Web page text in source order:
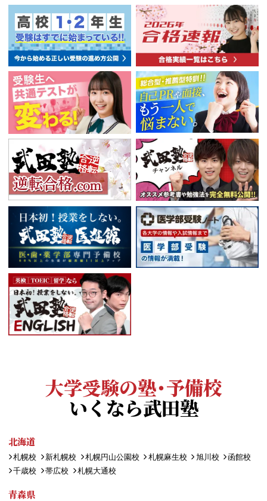
大学受験の塾・予備校
いくなら武田塾
北海道
札幌校 新札幌校 札幌円山公園校 札幌麻生校 旭川校
函館校
千歳校
帯広校 札幌大通校
青森県